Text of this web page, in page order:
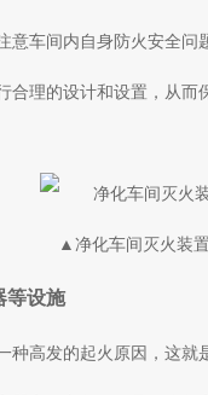
车间内自身防火安全
理的设计和设置，从
▲净化车间灭火装置
等设施
高发的起火原因，这